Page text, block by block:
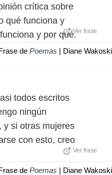
crítica sobre
qué funciona y
y por qué.Ver frase
de Poemas | Diane Wakoski
todos escritos
ningún
y si otras mujeres
con esto, creo
Ver frase
de Poemas | Diane Wakoski